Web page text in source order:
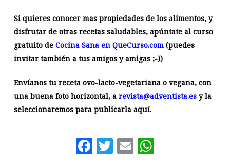
Si quieres conocer mas propiedades de los alimentos, y
disfrutar de otras recetas saludables, apúntate al curso
gratuito de Cocina Sana en QueCurso.com(puedes
invitar también a tus amigos y amigas ;-))
Envíanos tu receta ovo-lacto-vegetariana o vegana, con
una buena foto horizontal, a revista@adventista.es y la
seleccionaremos para publicarla aquí.
Facebook
Twitter
Email